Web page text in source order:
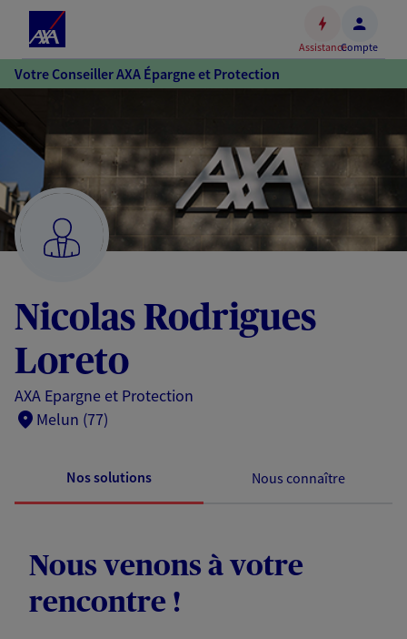
Accéder
au
Accéder
au
pied
de
page
AssistanceCompte
Votre Conseiller AXA Épargne et Protection
Nicolas Rodrigues
Loreto
AXA Epargne et Protection
Melun (77)
Nos solutions Nous connaître
Nous venons à votre
rencontre !